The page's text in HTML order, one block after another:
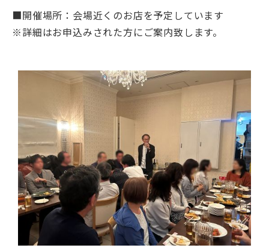
■開催場所：会場近くのお店を予定しています
※詳細はお申込みされた方にご案内致します。